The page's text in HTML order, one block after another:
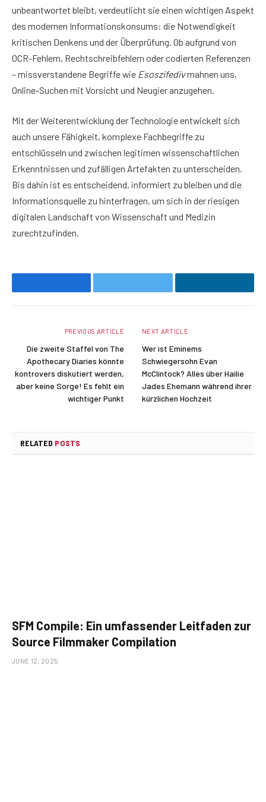
unbeantwortet bleibt, verdeutlicht sie einen wichtigen Aspekt
des modernen Informationskonsums: die Notwendigkeit
kritischen Denkens und der Überprüfung. Ob aufgrund von
OCR-Fehlern, Rechtschreibfehlern oder codierten Referenzen
– missverstandene Begriffe wie Esoszifedivmahnen uns,
Online-Suchen mit Vorsicht und Neugier anzugehen.
Mit der Weiterentwicklung der Technologie entwickelt sich
auch unsere Fähigkeit, komplexe Fachbegriffe zu
entschlüsseln und zwischen legitimen wissenschaftlichen
Erkenntnissen und zufälligen Artefakten zu unterscheiden.
Bis dahin ist es entscheidend, informiert zu bleiben und die
Informationsquelle zu hinterfragen, um sich in der riesigen
digitalen Landschaft von Wissenschaft und Medizin
zurechtzufinden.
Facebook Twitter LinkedIn
PREVIOUS ARTICLE
Die zweite Staffel von The
Apothecary Diaries könnte
kontrovers diskutiert werden,
aber keine Sorge! Es fehlt ein
wichtiger Punkt
NEXT ARTICLE
Wer ist Eminems
Schwiegersohn Evan
McClintock? Alles über Hailie
Jades Ehemann während ihrer
kürzlichen Hochzeit
RELATED POSTS
SFM Compile: Ein umfassender Leitfaden zur
Source Filmmaker Compilation
JUNE 12, 2025